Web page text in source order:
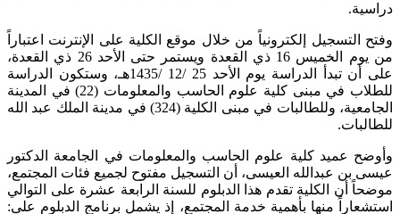
دراسية.
وفتح التسجيل إلكترونياً من خلال موقع الكلية على الإنترنت اعتباراً
من يوم الخميس 16 ذي القعدة ويستمر حتى الأحد 26 ذي القعدة،
على أن تبدأ الدراسة يوم الأحد 25 /12 /1435هـ، وستكون الدراسة
للطلاب في مبنى كلية علوم الحاسب والمعلومات (22) في المدينة
الجامعية، وللطالبات في مبنى الكلية (324) في مدينة الملك عبد الله
للطالبات.
وأوضح عميد كلية علوم الحاسب والمعلومات في الجامعة الدكتور
عيسى بن عبدالله العيسى، أن التسجيل مفتوح لجميع فئات المجتمع،
موضحاً أن الكلية تقدم هذا الدبلوم للسنة الرابعة عشرة على التوالي
استشعاراً منها بأهمية خدمة المجتمع، إذ يشمل برنامج الدبلوم على: